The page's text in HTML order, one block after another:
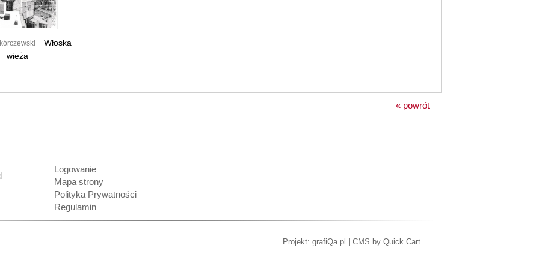
Włoska
wieża
« powrót
Logowanie
Mapa strony
Polityka Prywatności
Regulamin
Projekt: grafiQa.pl CMS by Quick.Cart